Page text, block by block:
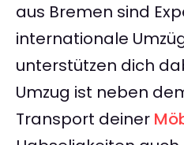
aus Bremen sind
internationale
unterstützen dich
Umzug ist neben
Transport deiner